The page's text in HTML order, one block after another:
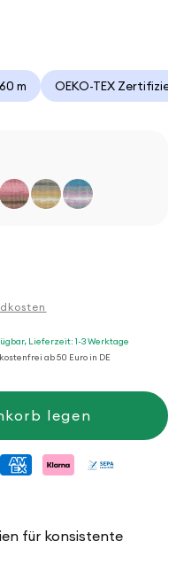
m OEKO-TEX
Lieferzeit: 1-3 Werktage
ab 50 Euro in DE
legen
für konsistente